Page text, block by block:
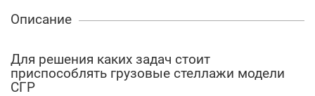
Описание
Для решения каких задач стоит
приспособлять грузовые стеллажи модели
СГР